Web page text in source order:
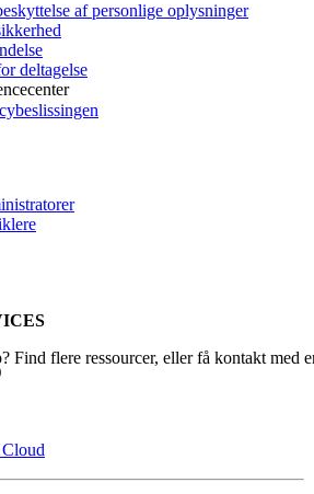
Ryd alle Udført
af personlige oplysninger
deltagelse
Find flere ressourcer, eller få kontakt med